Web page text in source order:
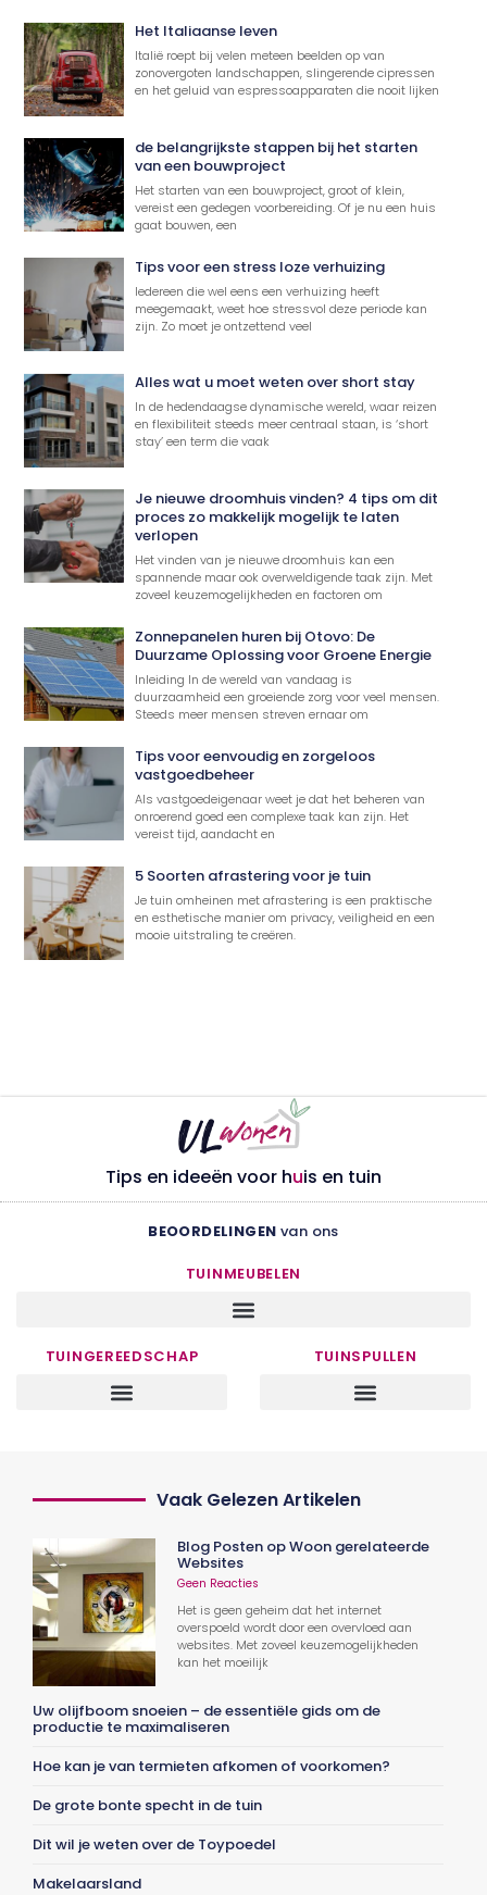
Het Italiaanse leven
Italië roept bij velen meteen beelden op van
zonovergoten landschappen, slingerende cipressen
en het geluid van espressoapparaten die nooit lijken
de belangrijkste stappen bij het starten
van een bouwproject
Het starten van een bouwproject, groot of klein,
vereist een gedegen voorbereiding. Of je nu een huis
gaat bouwen, een
Tips voor een stress loze verhuizing
Iedereen die wel eens een verhuizing heeft
meegemaakt, weet hoe stressvol deze periode kan
zijn. Zo moet je ontzettend veel
Alles wat u moet weten over short stay
In de hedendaagse dynamische wereld, waar reizen
en flexibiliteit steeds meer centraal staan, is ‘short
stay’ een term die vaak
Je nieuwe droomhuis vinden? 4 tips om dit
proces zo makkelijk mogelijk te laten
verlopen
Het vinden van je nieuwe droomhuis kan een
spannende maar ook overweldigende taak zijn. Met
zoveel keuzemogelijkheden en factoren om
Zonnepanelen huren bij Otovo: De
Duurzame Oplossing voor Groene Energie
Inleiding In de wereld van vandaag is
duurzaamheid een groeiende zorg voor veel mensen.
Steeds meer mensen streven ernaar om
Tips voor eenvoudig en zorgeloos
vastgoedbeheer
Als vastgoedeigenaar weet je dat het beheren van
onroerend goed een complexe taak kan zijn. Het
vereist tijd, aandacht en
5 Soorten afrastering voor je tuin
Je tuin omheinen met afrastering is een praktische
en esthetische manier om privacy, veiligheid en een
mooie uitstraling te creëren.
Tips en ideeën voor huis en tuin
BEOORDELINGEN van ons
TUINMEUBELEN
TUINGEREEDSCHAP TUINSPULLEN
Vaak Gelezen Artikelen
Blog Posten op Woon gerelateerde
Websites
Geen Reacties
Het is geen geheim dat het internet
overspoeld wordt door een overvloed aan
websites. Met zoveel keuzemogelijkheden
kan het moeilijk
Uw olijfboom snoeien – de essentiële gids om de
productie te maximaliseren
Hoe kan je van termieten afkomen of voorkomen?
De grote bonte specht in de tuin
Dit wil je weten over de Toypoedel
Makelaarsland